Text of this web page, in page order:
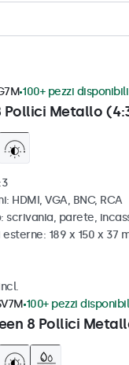
Pollici Metallo
100+ pezzi disponibili
HDMI, VGA, BNC, RCA
scrivania, parete,
esterne: 189 x 150 x 37
8 Pollici
100+ pezzi